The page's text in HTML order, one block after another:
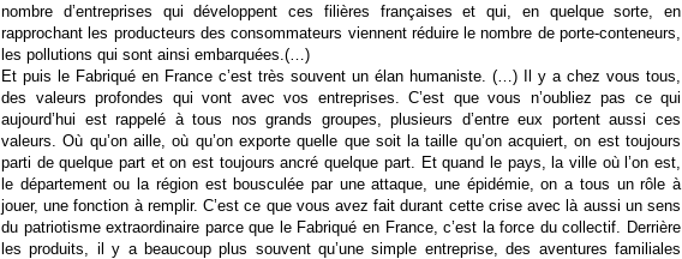
nombre d’entreprises qui développent ces filières françaises et qui, en quelque sorte, en
rapprochant les producteurs des consommateurs viennent réduire le nombre de porte-conteneurs,
les pollutions qui sont ainsi embarquées.(…)
Et puis le Fabriqué en France c’est très souvent un élan humaniste. (…) Il y a chez vous tous,
des valeurs profondes qui vont avec vos entreprises. C’est que vous n’oubliez pas ce qui
aujourd’hui est rappelé à tous nos grands groupes, plusieurs d’entre eux portent aussi ces
valeurs. Où qu’on aille, où qu’on exporte quelle que soit la taille qu’on acquiert, on est toujours
parti de quelque part et on est toujours ancré quelque part. Et quand le pays, la ville où l’on est,
le département ou la région est bousculée par une attaque, une épidémie, on a tous un rôle à
jouer, une fonction à remplir. C’est ce que vous avez fait durant cette crise avec là aussi un sens
du patriotisme extraordinaire parce que le Fabriqué en France, c’est la force du collectif. Derrière
les produits, il y a beaucoup plus souvent qu’une simple entreprise, des aventures familiales